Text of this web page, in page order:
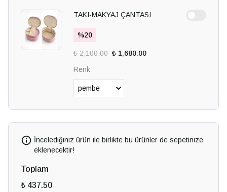
TAKI-MAKYAJ ÇANTASI
%20
₺ 2,100.00 ₺ 1,680.00
Renk
İncelediğiniz ürün ile birlikte bu ürünler de sepetinize
eklenecektir!
Toplam
₺ 437.50